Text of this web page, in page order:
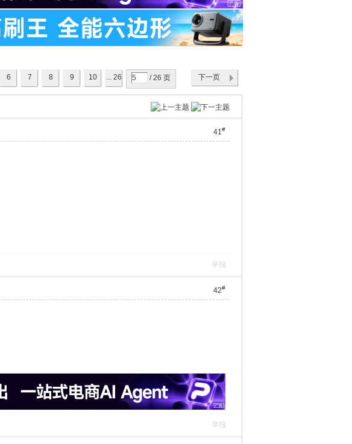
6 7 8 9 10 ... 26 / 26 页 下一页
41#
举报
42#
举报